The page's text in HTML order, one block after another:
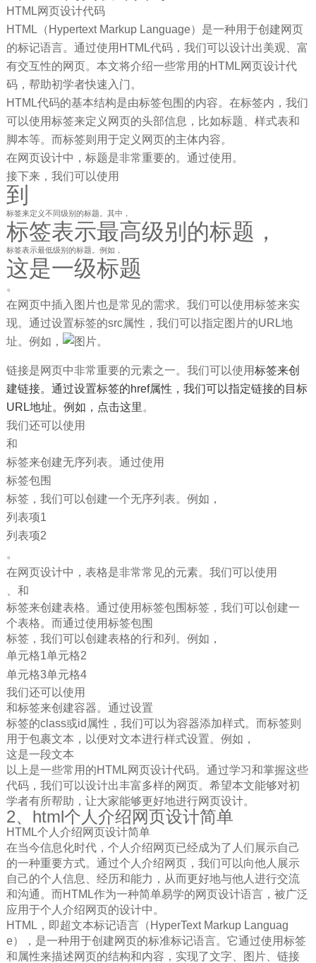
HTML网页设计代码
HTML（Hypertext Markup Language）是一种用于创建网页
的标记语言。通过使用HTML代码，我们可以设计出美观、富
有交互性的网页。本文将介绍一些常用的HTML网页设计代
码，帮助初学者快速入门。
HTML代码的基本结构是由标签包围的内容。在标签内，我们
可以使用标签来定义网页的头部信息，比如标题、样式表和
脚本等。而标签则用于定义网页的主体内容。
在网页设计中，标题是非常重要的。通过使用 。
接下来，我们可以使用
到
标签来定义不同级别的标题。其中，
标签表示最高级别的标题，
标签表示最低级别的标题。例如，
这是一级标题
。
在网页中插入图片也是常见的需求。我们可以使用标签来实
现。通过设置标签的src属性，我们可以指定图片的URL地
址。例如，
。
链接是网页中非常重要的元素之一。我们可以使用标签来创
建链接。通过设置标签的href属性，我们可以指定链接的目标
URL地址。例如， 点击这里 。
我们还可以使用
和
标签来创建无序列表。通过使用
标签包围
标签，我们可以创建一个无序列表。例如，
列表项1
列表项2
。
在网页设计中，表格是非常常见的元素。我们可以使用
、和
标签来创建表格。通过使用标签包围标签，我们可以创建一
个表格。而通过使用标签包围
标签，我们可以创建表格的行和列。例如，
单元格1单元格2
单元格3单元格4
我们还可以使用
和标签来创建容器。通过设置
标签的class或id属性，我们可以为容器添加样式。而标签则
用于包裹文本，以便对文本进行样式设置。例如，
这是一段文本
以上是一些常用的HTML网页设计代码。通过学习和掌握这些
代码，我们可以设计出丰富多样的网页。希望本文能够对初
学者有所帮助，让大家能够更好地进行网页设计。
2、html个人介绍网页设计简单
HTML个人介绍网页设计简单
在当今信息化时代，个人介绍网页已经成为了人们展示自己
的一种重要方式。通过个人介绍网页，我们可以向他人展示
自己的个人信息、经历和能力，从而更好地与他人进行交流
和沟通。而HTML作为一种简单易学的网页设计语言，被广泛
应用于个人介绍网页的设计中。
HTML，即超文本标记语言（HyperText Markup Languag
e），是一种用于创建网页的标准标记语言。它通过使用标签
和属性来描述网页的结构和内容，实现了文字、图片、链接